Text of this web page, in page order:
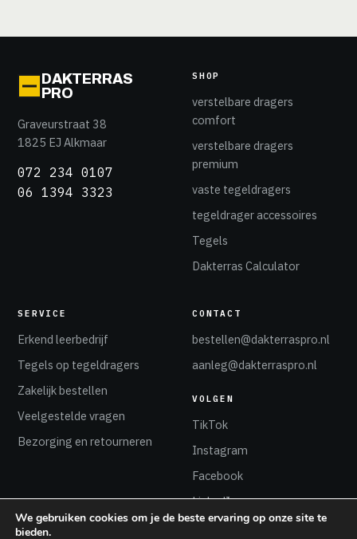
DAKTERRAS
PRO
Graveurstraat 38
1825 EJ Alkmaar
072 234 0107
06 1394 3323
SHOP
verstelbare dragers
comfort
verstelbare dragers
premium
vaste tegeldragers
tegeldrager accessoires
Tegels
Dakterras Calculator
SERVICE
Erkend leerbedrijf
Tegels op tegeldragers
Zakelijk bestellen
Veelgestelde vragen
Bezorging en retourneren
CONTACT
bestellen@dakterraspro.nl
aanleg@dakterraspro.nl
VOLGEN
TikTok
Instagram
Facebook
LinkedIn
We gebruiken cookies om je de beste ervaring op onze site te
bieden.